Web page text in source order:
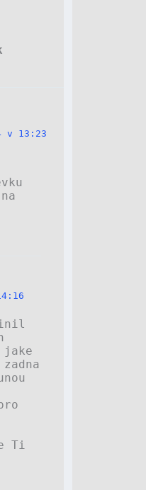
v 13:23
jake
Ti